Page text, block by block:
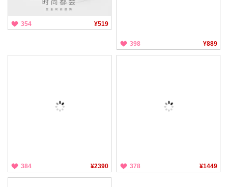
354 ¥519
398 ¥889
384 ¥2390 378 ¥1449